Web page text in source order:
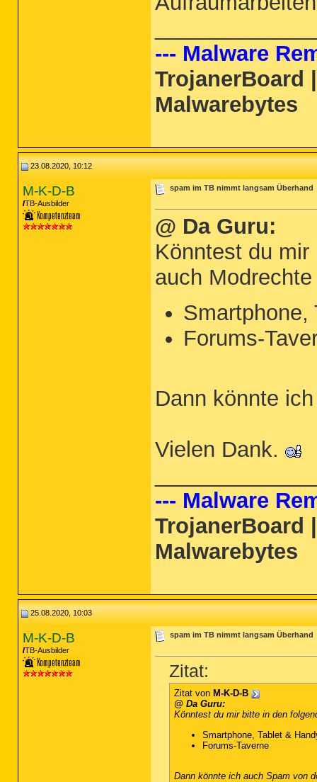
--- Malware
TrojanerBoard
Malwarebytes
23.08.2020, 10:12
M-K-D-B
TB-Ausbilder
spam im TB nimmt langsam Überhand
@ Da Guru:
Könntest du
auch
Smartphone,
Forums-
Dann könnte
Vielen Dank.
--- Malware
TrojanerBoard
Malwarebytes
25.08.2020, 10:03
M-K-D-B
TB-Ausbilder
spam im TB nimmt langsam Überhand
Zitat:
Zitat von M-K-D-B
@ Da Guru:
Könntest du mir bitte in den
Smartphone, Tablet &
Forums-Taverne
Dann könnte ich auch Spam von